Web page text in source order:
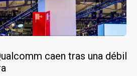
caen tras una débil